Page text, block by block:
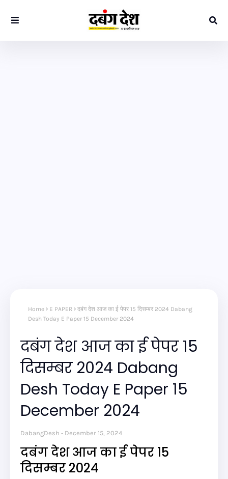
Home E PAPER
दबंग देश आज का ई पेपर 15 दिसम्बर 2024 Dabang
Desh Today E Paper 15 December 2024
दबंग देश आज का ई पेपर 15
दिसम्बर 2024 Dabang
Desh Today E Paper 15
December 2024
DabangDesh December 15, 2024
दबंग देश आज का ई पेपर 15
दिसम्बर 2024